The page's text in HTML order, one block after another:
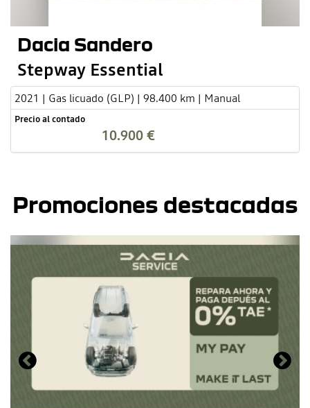
Dacia Sandero
Stepway Essential
2021 | Gas licuado (GLP) | 98.400 km | Manual
Precio al contado
10.900 €
Promociones destacadas